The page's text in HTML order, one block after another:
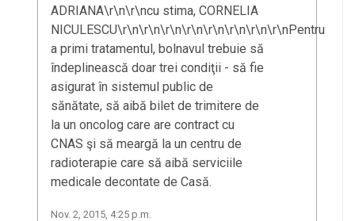
ADRIANA\r\n\r\ncu stima, CORNELIA
NICULESCU\r\n\r\n\r\n\r\n\r\n\r\n\r\n\r\nPentru
a primi tratamentul, bolnavul trebuie să
îndeplinească doar trei condiţii - să fie
asigurat în sistemul public de
sănătate, să aibă bilet de trimitere de
la un oncolog care are contract cu
CNAS şi să meargă la un centru de
radioterapie care să aibă serviciile
medicale decontate de Casă.
Nov. 2, 2015, 4:25 p.m.